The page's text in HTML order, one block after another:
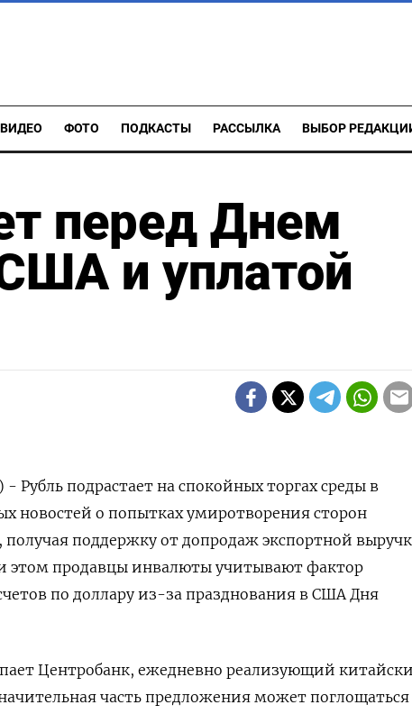
ВИДЕО ФОТО ПОДКАСТЫ РАССЫЛКА ВЫБОР
перед Днем
и уплатой
Рубль подрастает на спокойных торгах среды в
новостей о попытках умиротворения сторон
поддержку от допродаж экспортной
этом продавцы инвалюты учитывают фактор
по доллару из-за празднования в США Дня
Центробанк, ежедневно реализующий
часть предложения может поглощаться